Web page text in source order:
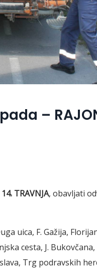
–
14. TRAVNJA, obavljati
uica, F. Gažija,
cesta, J. Bukovčana,
Trg podravskih